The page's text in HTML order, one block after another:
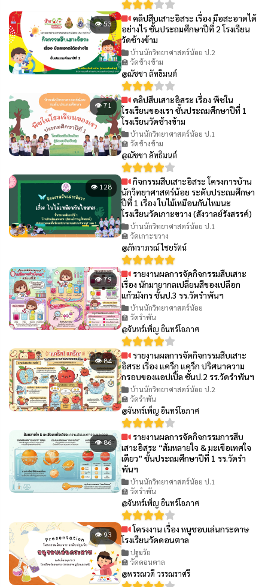
👁 53
คลิปสืบเสาะอิสระ เรื่อง มือสะอาดได้
อย่างไร ชั้นประถมศึกษาปีที่ 2 โรงเรียน
วัดช้างข้าม
บ้านนักวิทยาศาสตร์น้อย ป.2
🏫 วัดช้างข้าม
@ณัชชา ลัทธิมนต์
👁 71
คลิปสืบเสาะอิสระ เรื่อง พืชใน
โรงเรียนของเรา ชั้นประถมศึกษาปีที่ 1
โรงเรียนวัดช้างข้าม
บ้านนักวิทยาศาสตร์น้อย ป.1
🏫 วัดช้างข้าม
@ณัชชา ลัทธิมนต์
👁 128
กิจกรรมสืบเสาะอิสระ โครงการบ้าน
นักวิทยาศาสตร์น้อย ระดับประถมศึกษา
ปีที่ 1 เรื่อง ใบไม้เหมือนกันไหมนะ
โรงเรียนวัดเกาะขวาง (สังวาลย์รังสรรค์)
บ้านนักวิทยาศาสตร์น้อย ป.1
🏫 วัดเกาะขวาง
@ภัทราภรณ์ ไชยรัตน์
👁 79
รายงานผลการจัดกิจกรรมสืบเสาะ
เรื่อง นักมายากลเปลี่ยนสีของเปลือก
แก้วมังกร ชั้นป.3 รร.วัดรำพันฯ
บ้านนักวิทยาศาสตร์น้อย
🏫 วัดรำพัน
@จันทร์เพ็ญ อินทร์โอภาศ
👁 84
รายงานผลการจัดกิจกรรมสืบเสาะ
อิสระ เรื่อง แคร็ก แคร็ก ปริศนาความ
กรอบของแอปเปิ้ล ชั้นป.2 รร.วัดรำพันฯ
บ้านนักวิทยาศาสตร์น้อย ป.2
🏫 วัดรำพัน
@จันทร์เพ็ญ อินทร์โอภาศ
👁 86
รายงานผลการจัดกิจกรรมการสืบ
เสาะอิสระ “ส้มหลายใจ & มะเขือเทศใจ
เดียว” ชั้นประถมศึกษาปีที่ 1 รร.วัดรำ
พันฯ
บ้านนักวิทยาศาสตร์น้อย ป.1
🏫 วัดรำพัน
@จันทร์เพ็ญ อินทร์โอภาศ
👁 93
โครงงาน เรื่อง หนูชอบเล่นกระดาษ
โรงเรียนวัดดอนตาล
ปฐมวัย
🏫 วัดดอนตาล
@พรรณวดี วรรณราศรี